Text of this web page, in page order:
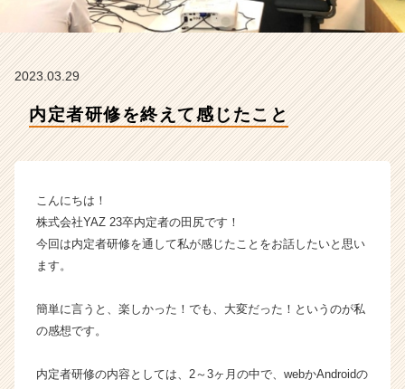
ム
ラ
ン
企
業
ス
が
2023.03.29
内定者研修を終えて感じたこと
こんにちは！
株式会社YAZ 23卒内定者の田尻です！
今回は内定者研修を通して私が感じたことをお話したいと思い
ます。
簡単に言うと、楽しかった！でも、大変だった！というのが私
の感想です。
内定者研修の内容としては、2～3ヶ月の中で、webかAndroidの